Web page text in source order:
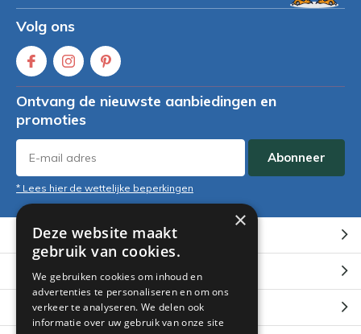
Volg ons
Ontvang de nieuwste aanbiedingen en
promoties
Abonneer
* Lees hier de wettelijke beperkingen
Klantenservice
Mijn account
Categorieën
×
Deze website maakt
gebruik van cookies.
We gebruiken cookies om inhoud en
advertenties te personaliseren en om ons
verkeer te analyseren. We delen ook
informatie over uw gebruik van onze site